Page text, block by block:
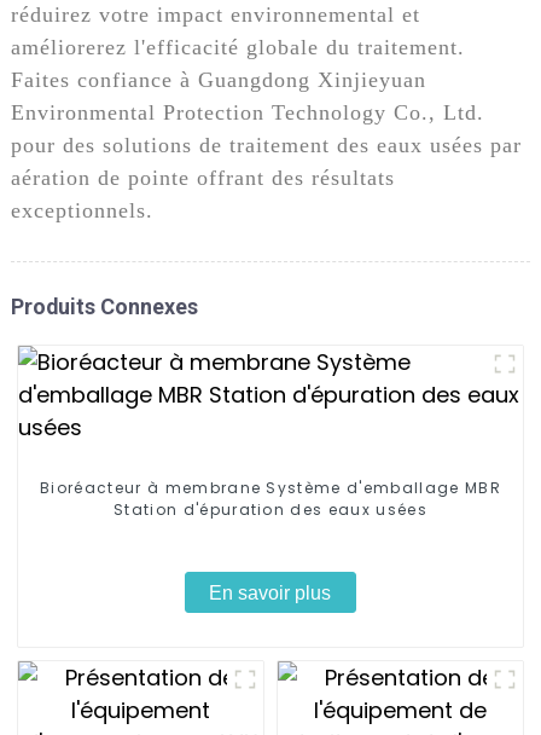
réduirez votre impact environnemental et
améliorerez l'efficacité globale du traitement.
Faites confiance à Guangdong Xinjieyuan
Environmental Protection Technology Co., Ltd.
pour des solutions de traitement des eaux usées par
aération de pointe offrant des résultats
exceptionnels.
Produits Connexes
Bioréacteur à membrane Système d'emballage MBR
Station d'épuration des eaux usées
En savoir plus